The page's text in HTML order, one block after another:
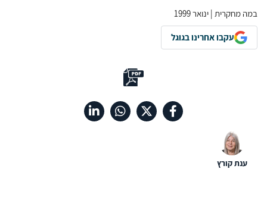
במה מחקרית | ינואר 1999
עקבו אחרינו בגוגל
ענת קורץ